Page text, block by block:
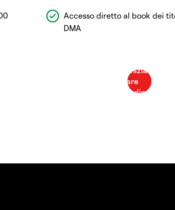
Accesso diretto al book dei
DMA